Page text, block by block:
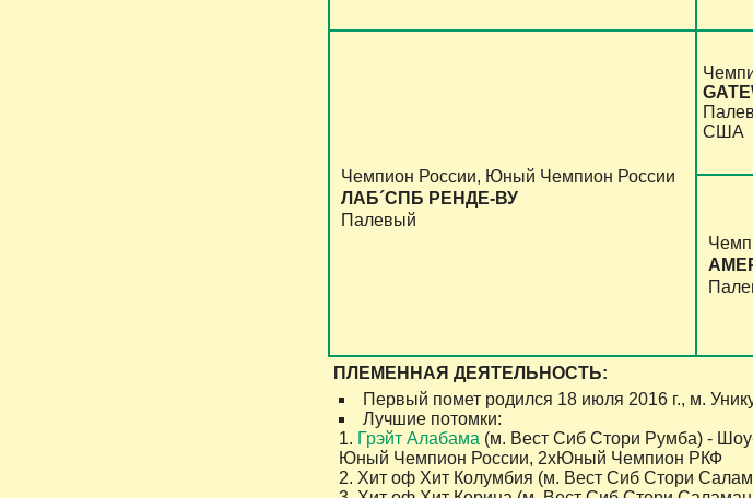
Чемпион России, Юный Чемпион России
ЛАБ´СПБ РЕНДЕ-ВУ
Палевый
США
ПЛЕМЕННАЯ ДЕЯТЕЛЬНОСТЬ:
Первый помет родился 18 июля 2016 г., м.
Лучшие потомки:
1. Грэйт Алабама (м. Вест Сиб Стори Румба) -
Юный Чемпион России, 2хЮный Чемпион РКФ
2. Хит оф Хит Колумбия (м. Вест Сиб Стори